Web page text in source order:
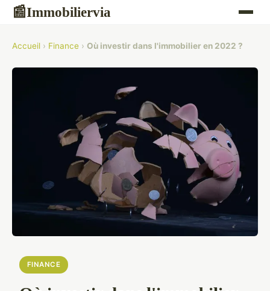
📰Immobiliervia
Accueil › Finance › Où investir dans l'immobilier en 2022 ?
FINANCE